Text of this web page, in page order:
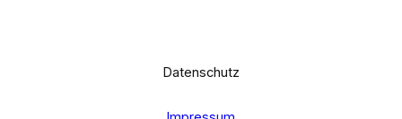
Datenschutz